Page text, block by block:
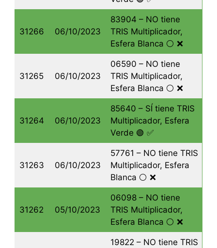
31266 06/10/2023
83904 – NO tiene
TRIS Multiplicador,
Esfera Blanca ⚪️ ❌
31265 06/10/2023
06590 – NO tiene
TRIS Multiplicador,
Esfera Blanca ⚪️ ❌
31264 06/10/2023
85640 – SÍ tiene TRIS
Multiplicador, Esfera
Verde 🟢 ✅
31263 06/10/2023
57761 – NO tiene TRIS
Multiplicador, Esfera
Blanca ⚪️ ❌
31262 05/10/2023
06098 – NO tiene
TRIS Multiplicador,
Esfera Blanca ⚪️ ❌
19822 – NO tiene TRIS